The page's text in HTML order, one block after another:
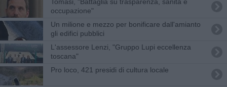
occupazione"
Un milione e mezzo per bonificare dall'amianto
gli edifici pubblici
L'assessore Lenzi, "Gruppo Lupi eccellenza
toscana"
Pro loco, 421 presidi di cultura locale